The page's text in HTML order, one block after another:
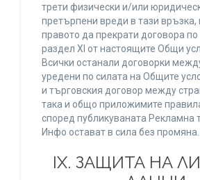
трети физически и/или
претърпени вреди в тази връзка,
правото да прекрати договора
раздел XI от настоящите Общи
Всички останали договорки
уредени по силата на Общите
и търговския договор между
така и общо приложимите
според публикуваната Рекламна
Инфо остават в сила без промяна.
IХ. ЗАЩИТА НА